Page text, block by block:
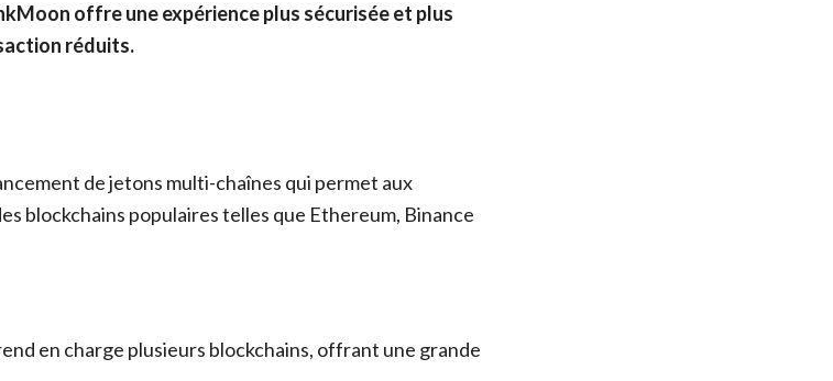
offre une expérience plus sécurisée et plus
réduits.
de jetons multi-chaînes qui permet aux
blockchains populaires telles que Ethereum, Binance
en charge plusieurs blockchains, offrant une grande